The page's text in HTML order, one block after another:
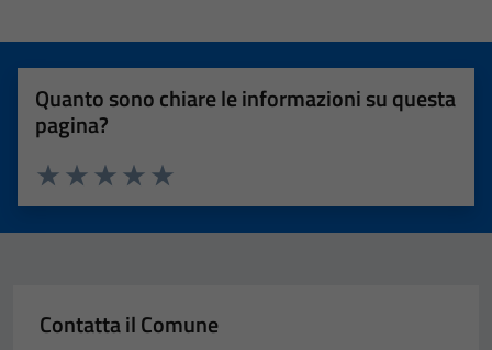
Quanto sono chiare le informazioni su questa
pagina?
Valuta 5 stelle su 5
Valuta 4 stelle su 5
Valuta 3 stelle su 5
Valuta 2 stelle su 5
Valuta 1 stelle su 5
Contatta il Comune